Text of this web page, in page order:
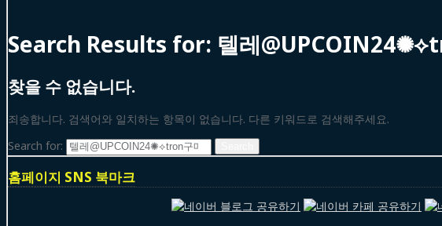
Search Results for: 텔레
찾을 수 없습니다.
죄송합니다. 검색어와 일치하는 항목이 없습니다. 다른 키워드로 검색해주세요.
Search for:
홈페이지 SNS 북마크